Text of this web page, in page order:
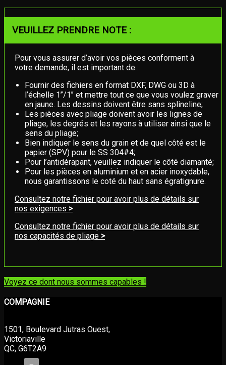
VEUILLEZ PRENDRE NOTE :
Pour vous assurer d’avoir vos pièces conforment à
votre demande, il est important de :
Fournir des fichiers en format DXF, DWG ou 3D à
l’échelle 1’’/1’’ et mettre tout ce que vous voulez graver
en jaune. Les dessins doivent être sans splineline;
Les pièces avec pliage doivent avoir les lignes de
pliage, les degrés et les rayons à utiliser ainsi que le
sens du pliage;
Bien indiquer le sens du grain et de quel côté est le
papier (SPV) pour le SS 304#4;
Pour l’antidérapant, veuillez indiquer le côté diamanté;
Pour les pièces en aluminium et en acier inoxydable,
nous garantissons le coté du haut sans égratignure.
Consultez notre fichier pour avoir plus de détails sur
nos exigences >
Consultez notre fichier pour avoir plus de détails sur
nos capacités de pliage >
Voyez ce dont nous sommes capables !
COMPAGNIE
1501, Boulevard Jutras Ouest,
Victoriaville
QC, G6T2A9